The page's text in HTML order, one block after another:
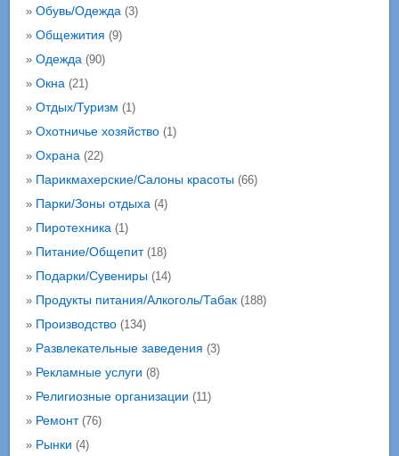
» Обувь/Одежда(3)
» Общежития (9)
» Одежда(90)
» Окна(21)
» Отдых/Туризм (1)
» Охотничье хозяйство(1)
» Охрана(22)
» Парикмахерские/Салоны красоты(66)
» Парки/Зоны отдыха(4)
» Пиротехника(1)
» Питание/Общепит(18)
» Подарки/Сувениры(14)
» Продукты питания/Алкоголь/Табак(188)
» Производство(134)
» Развлекательные заведения (3)
» Рекламные услуги (8)
» Религиозные организации (11)
» Ремонт(76)
» Рынки (4)